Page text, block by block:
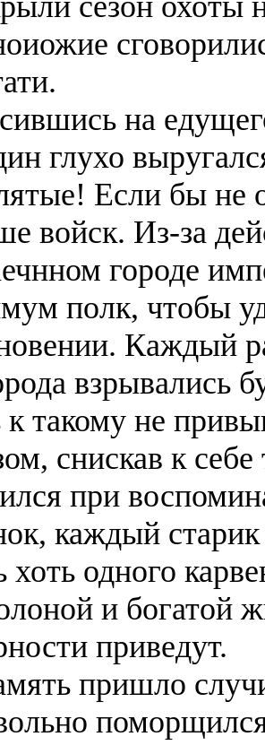
на
глухо
Если бы не
войск. Из-за
городе
полк, чтобы
Каждый
взрывались
к такому не
снискав к
при
каждый
хоть одного
и богатой
приведут.
пришло